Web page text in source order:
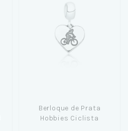
Berloque de Prata
Hobbies Ciclista